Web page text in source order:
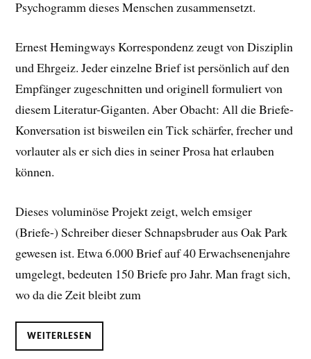
Psychogramm dieses Menschen zusammensetzt.
Ernest Hemingways Korrespondenz zeugt von Disziplin
und Ehrgeiz. Jeder einzelne Brief ist persönlich auf den
Empfänger zugeschnitten und originell formuliert von
diesem Literatur-Giganten. Aber Obacht: All die Briefe-
Konversation ist bisweilen ein Tick schärfer, frecher und
vorlauter als er sich dies in seiner Prosa hat erlauben
können.
Dieses voluminöse Projekt zeigt, welch emsiger
(Briefe-) Schreiber dieser Schnapsbruder aus Oak Park
gewesen ist. Etwa 6.000 Brief auf 40 Erwachsenenjahre
umgelegt, bedeuten 150 Briefe pro Jahr. Man fragt sich,
wo da die Zeit bleibt zum
WEITERLESEN